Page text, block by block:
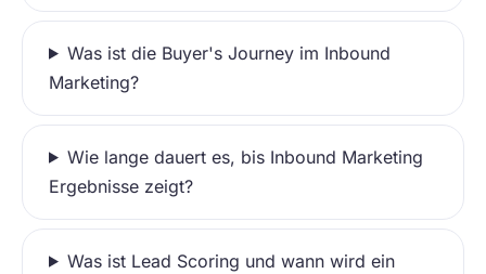
Was ist die Buyer's Journey im Inbound
Marketing?
Wie lange dauert es, bis Inbound Marketing
Ergebnisse zeigt?
Was ist Lead Scoring und wann wird ein